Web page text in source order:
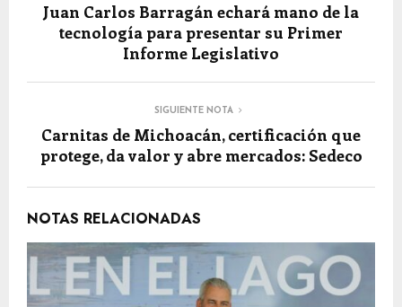
Juan Carlos Barragán echará mano de la
tecnología para presentar su Primer
Informe Legislativo
SIGUIENTE NOTA
Carnitas de Michoacán, certificación que
protege, da valor y abre mercados: Sedeco
NOTAS RELACIONADAS